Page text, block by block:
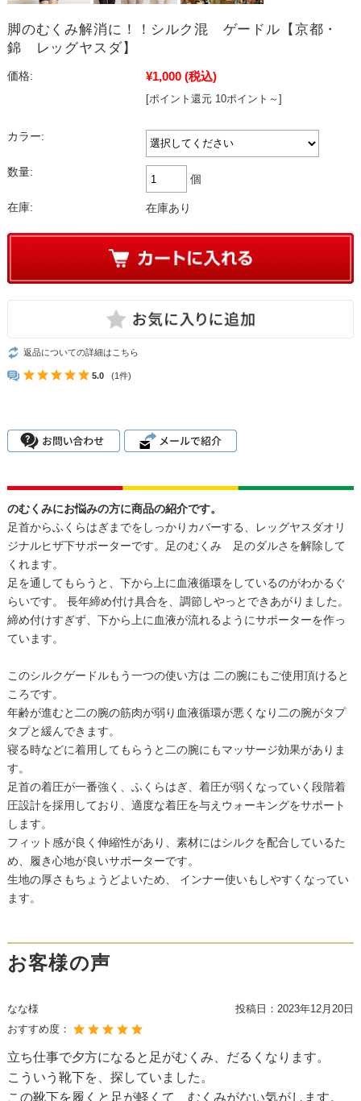
脚のむくみ解消に！！シルク混 ゲードル【京都・
錦 レッグヤスダ】
価格: ¥1,000 (税込)
[ポイント還元 10ポイント～]
カラー:
数量:
個
在庫: 在庫あり
返品についての詳細はこちら
5.0 (1件)
のむくみにお悩みの方に商品の紹介です。
足首からふくらはぎまでをしっかりカバーする、レッグヤスダオリ
ジナルヒザ下サポーターです。足のむくみ 足のダルさを解除して
くれます。
足を通してもらうと、下から上に血液循環をしているのがわかるぐ
らいです。 長年締め付け具合を、調節しやっとできあがりました。
締め付けすぎず、下から上に血液が流れるようにサポーターを作っ
ています。
このシルクゲードルもう一つの使い方は 二の腕にもご使用頂けると
ころです。
年齢が進むと二の腕の筋肉が弱り血液循環が悪くなり二の腕がタプ
タプと緩んできます。
寝る時などに着用してもらうと二の腕にもマッサージ効果がありま
す。
足首の着圧が一番強く、ふくらはぎ、着圧が弱くなっていく段階着
圧設計を採用しており、適度な着圧を与えウォーキングをサポート
します。
フィット感が良く伸縮性があり、素材にはシルクを配合しているた
め、履き心地が良いサポーターです。
生地の厚さもちょうどよいため、 インナー使いもしやすくなってい
ます。
お客様の声
なな様 投稿日： 2023年12月20日
おすすめ度：
立ち仕事で夕方になると足がむくみ、だるくなります。
こういう靴下を、探していました。
この靴下を履くと足が軽くて、むくみがない気がします。